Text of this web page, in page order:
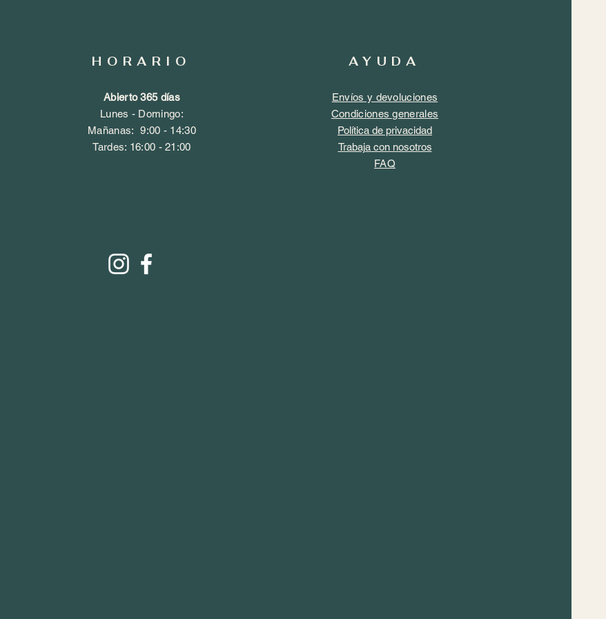
HORARIO
Abierto 365 días
Lunes - Domingo:
​​Mañanas: 9:00 - 14:30
​Tardes: 16:00 - 21:00
AYUDA
Envíos y devoluciones
Condiciones generales
Política de privacidad
Trabaja con nosotros
FAQ